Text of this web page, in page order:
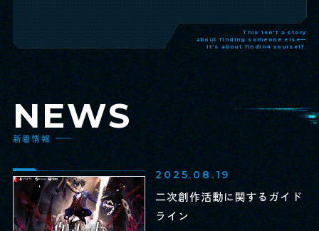
This isn't a story
about finding someone else—
it's about finding yourself.
NEWS
新着情報
2025.08.19
二次創作活動に関するガイド
ライン